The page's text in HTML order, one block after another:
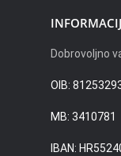
Dobrovoljno
OIB:
MB: 3410781
IBAN: